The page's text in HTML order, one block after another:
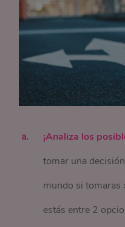
¡Analiza los
tomar una
mundo si tomaras
estás entre 2